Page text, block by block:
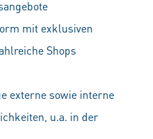
mit exklusiven
Shops
externe sowie interne
u.a. in der